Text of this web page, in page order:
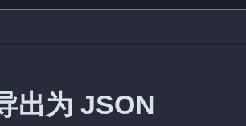
出为 JSON